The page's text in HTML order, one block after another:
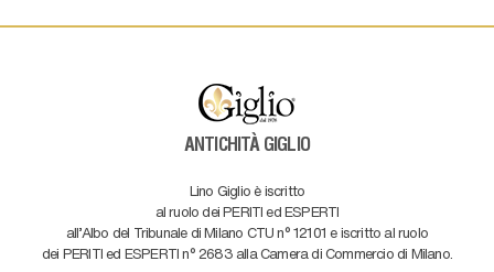
ANTICHITÀ GIGLIO
Lino Giglio è iscritto
al ruolo dei PERITI ed ESPERTI
all'Albo del Tribunale di Milano CTU n° 12101 e iscritto al ruolo
dei PERITI ed ESPERTI n° 2683 alla Camera di Commercio di Milano.